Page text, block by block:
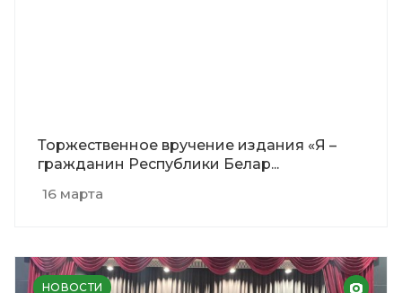
16 марта
Торжественное вручение издания «Я –
гражданин Республики Белар...
НОВОСТИ